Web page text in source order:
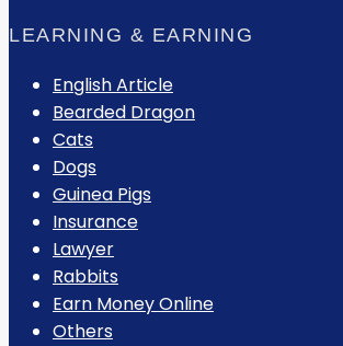
LEARNING & EARNING
English Article
Bearded Dragon
Cats
Dogs
Guinea Pigs
Insurance
Lawyer
Rabbits
Earn Money Online
Others